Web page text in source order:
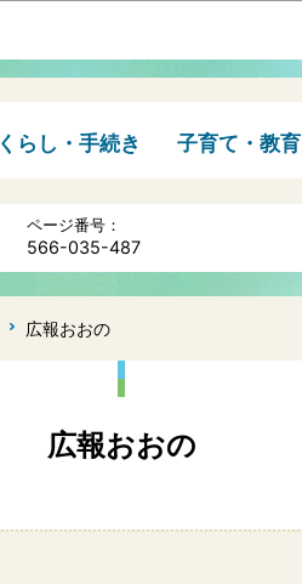
くらし・手続き 子育て・教育
ページ番号：
566-035-487
広報おおの
広報おおの